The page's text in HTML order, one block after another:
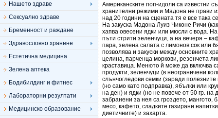
Нашето здраве
Сексуално здраве
Бременност и раждане
Здравословно хранене
Естетична медицина
Зелена аптека
Бодибилдинг и фитнес
Лабораторни резултати
Медицинско образование
Американските поп-идоли са известни
хранителни режими и Мадона не прави
над 20 години на сцената тя е все така
На закуска Мадона Луиз Чиконе Ричи
хапва овесени ядки или мюсли с вода.
пъти стрити зеленчуци, а на вечеря –
пара, зелена салата с лимонов сок или
позволява и закуски между основните
целина, парченца моркови, резенчета
краставица. Менюто й може да включва
продукти, зеленчуци (в неограничени
слънчогледови семки (заради
(но само като подправка), ябълки или
на ден) и ядки (но не повече от 50 гр. на
забранени за нея са гроздето, мангото,
месо, кафето, сладките газирани
диетичните) и захарта.